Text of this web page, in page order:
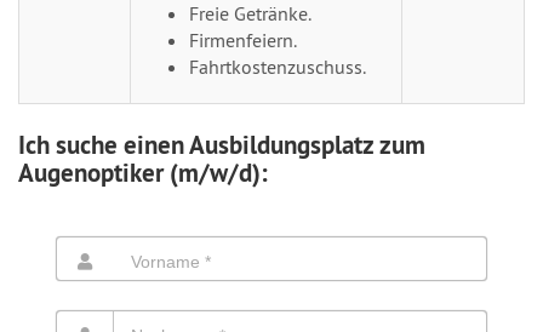
Freie Getränke.
Firmenfeiern.
Fahrtkostenzuschuss.
Ich suche einen Ausbildungsplatz zum
Augenoptiker (m/w/d):